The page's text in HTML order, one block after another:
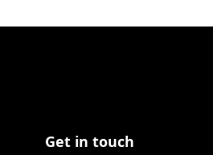
Get in touch